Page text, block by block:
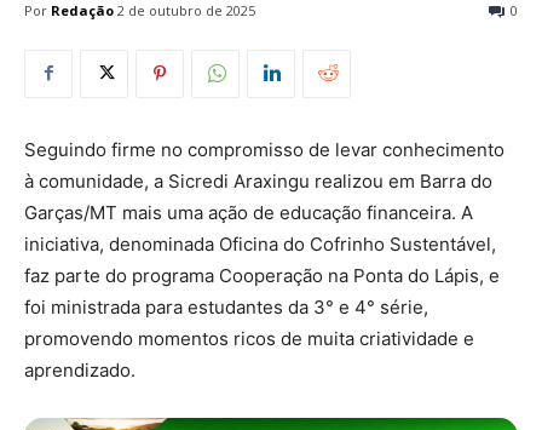
Por Redação 0
2 de outubro de 2025
Seguindo firme no compromisso de levar conhecimento
à comunidade, a Sicredi Araxingu realizou em Barra do
Garças/MT mais uma ação de educação financeira. A
iniciativa, denominada Oficina do Cofrinho Sustentável,
faz parte do programa Cooperação na Ponta do Lápis, e
foi ministrada para estudantes da 3° e 4° série,
promovendo momentos ricos de muita criatividade e
aprendizado.